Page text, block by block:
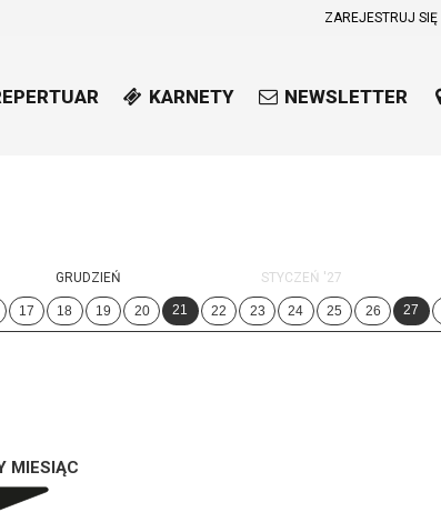
ZAREJESTRUJ SIĘ
KARNETY NEWSLETTER
GRUDZIEŃ STYCZEŃ '27
17 18 19 20 21 22 23 24 25 26 27
MIESIĄC